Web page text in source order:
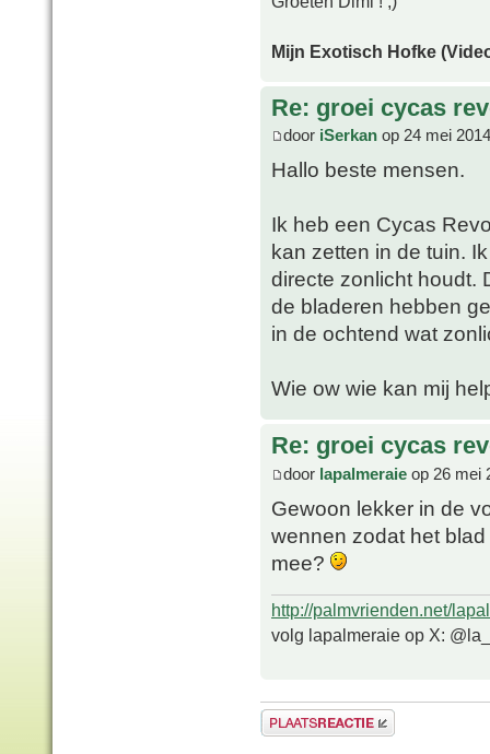
Mijn Exotisch Hofke
Re: groei cycas
door iSerkan op 24 mei
Hallo beste mensen.
Ik heb een Cycas
kan zetten in de tuin.
directe zonlicht houdt.
de bladeren hebben
in de ochtend wat
Wie ow wie kan mij
Re: groei cycas
door lapalmeraie op 26 mei
Gewoon lekker in de
wennen zodat het
mee?
http://palmvrienden.net/
volg lapalmeraie op X:
Plaats een reactie